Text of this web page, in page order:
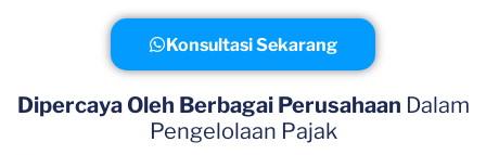
Konsultasi Sekarang
Dipercaya Oleh Berbagai Perusahaan Dalam
Pengelolaan Pajak